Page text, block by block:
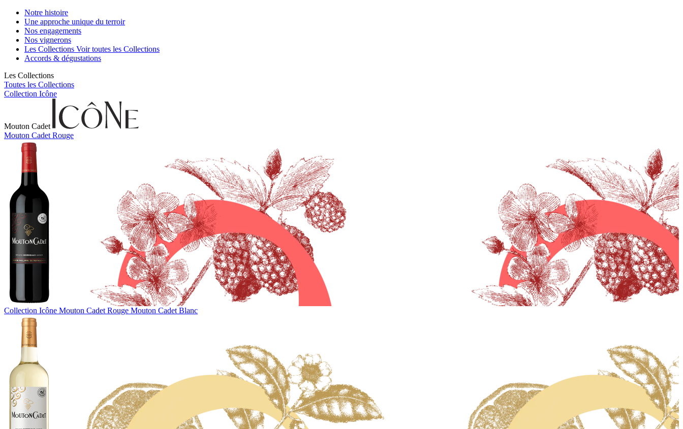
Notre histoire
Une approche unique du terroir
Nos engagements
Nos vignerons
Les Collections Voir toutes les Collections
Accords & dégustations
Les Collections
Toutes les Collections
Collection Icône
Mouton Cadet
Mouton Cadet Rouge
Collection Icône Mouton Cadet Rouge Mouton Cadet Blanc